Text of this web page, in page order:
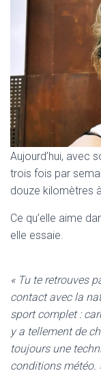
Aujourd’hui, avec
trois fois par
douze kilomètres
Ce qu’elle aime
elle essaie.
« Tu te retrouves
contact avec la
sport complet :
y a tellement de
toujours une
conditions météo.